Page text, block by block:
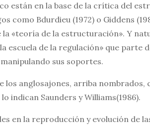
están en la base de la crítica del
como Bdurdieu (1972) o Giddens
«teoría de la estructuración». Y
escuela de la regulación» que parte
sus soportes.
los anglosajones, arriba nombrados,
indican Saunders y Williams(1986).
en la reproducción y evolución de